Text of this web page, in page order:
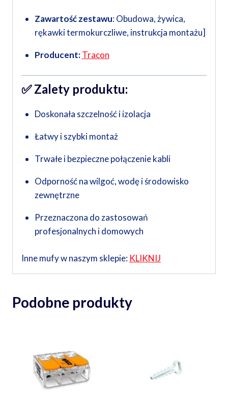
Zawartość zestawu: Obudowa, żywica,
rękawki termokurczliwe, instrukcja montażu]
Producent:Tracon
✅Zalety produktu:
Doskonała szczelność i izolacja
Łatwy i szybki montaż
Trwałe i bezpieczne połączenie kabli
Odporność na wilgoć, wodę i środowisko
zewnętrzne
Przeznaczona do zastosowań
profesjonalnych i domowych
Inne mufy w naszym sklepie: KLIKNIJ
Podobne produkty